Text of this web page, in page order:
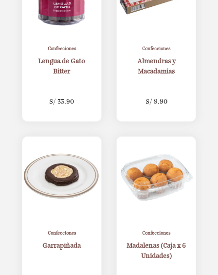
Confecciones
Lengua de Gato
Bitter
S/ 33.90
Confecciones
Almendras y
Macadamias
S/ 9.90
Confecciones
Garrapiñada
Confecciones
Madalenas (Caja x 6
Unidades)